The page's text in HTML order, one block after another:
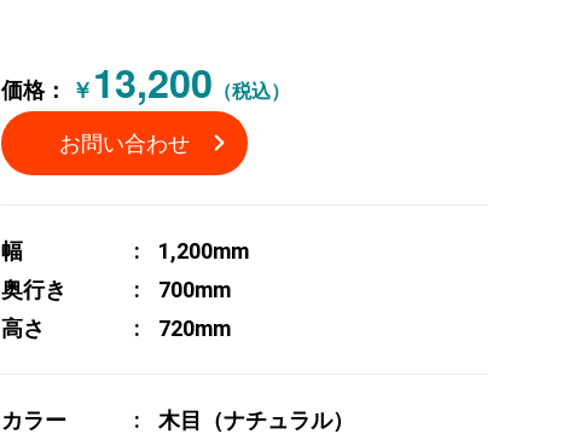
価格： ￥ 13,200 （税込）
お問い合わせ
幅
1,200mm
奥行き
700mm
高さ
720mm
カラー 木目（ナチュラル）